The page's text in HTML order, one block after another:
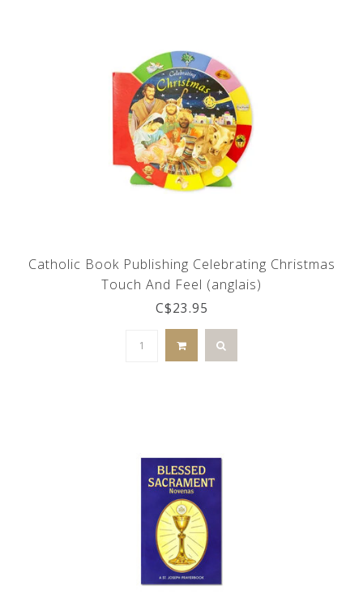
Catholic Book Publishing Celebrating Christmas
Touch And Feel (anglais)
C$23.95